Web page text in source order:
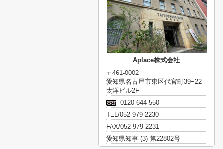
Aplace株式会社
〒461-0002
愛知県名古屋市東区代官町39−22
太洋ビル2F
0120-644-550
TEL/052-979-2230
FAX/052-979-2231
愛知県知事 (3) 第22802号